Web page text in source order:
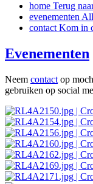
home Terug
evenementen
contact Kom in
Evenementen
Neem contact op
gebruiken op social